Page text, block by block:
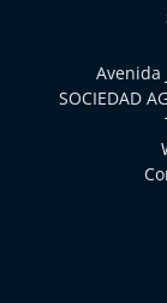
Avenida
SOCIEDAD